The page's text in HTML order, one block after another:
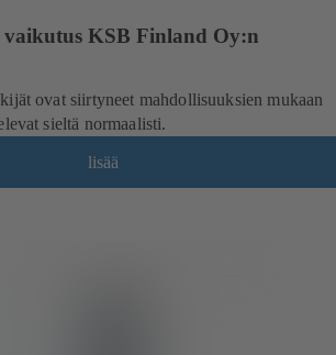
KSB Finland Oy:n
ovat siirtyneet mahdollisuuksien mukaan
sieltä normaalisti.
lisää